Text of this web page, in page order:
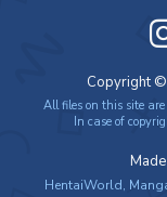
Copyright
All files on this site
In case of
HentaiWorld,